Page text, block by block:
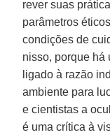
rever suas
parâmetros
condições de
nisso, porque há
ligado à razão
ambiente para
e cientistas a
é uma crítica à